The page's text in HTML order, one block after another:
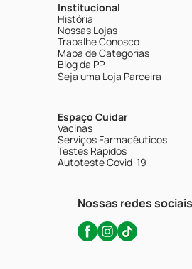
Institucional
História
Nossas Lojas
Trabalhe Conosco
Mapa de Categorias
Blog da PP
Seja uma Loja Parceira
Espaço Cuidar
Vacinas
Serviços Farmacêuticos
Testes Rápidos
Autoteste Covid-19
Nossas redes sociais